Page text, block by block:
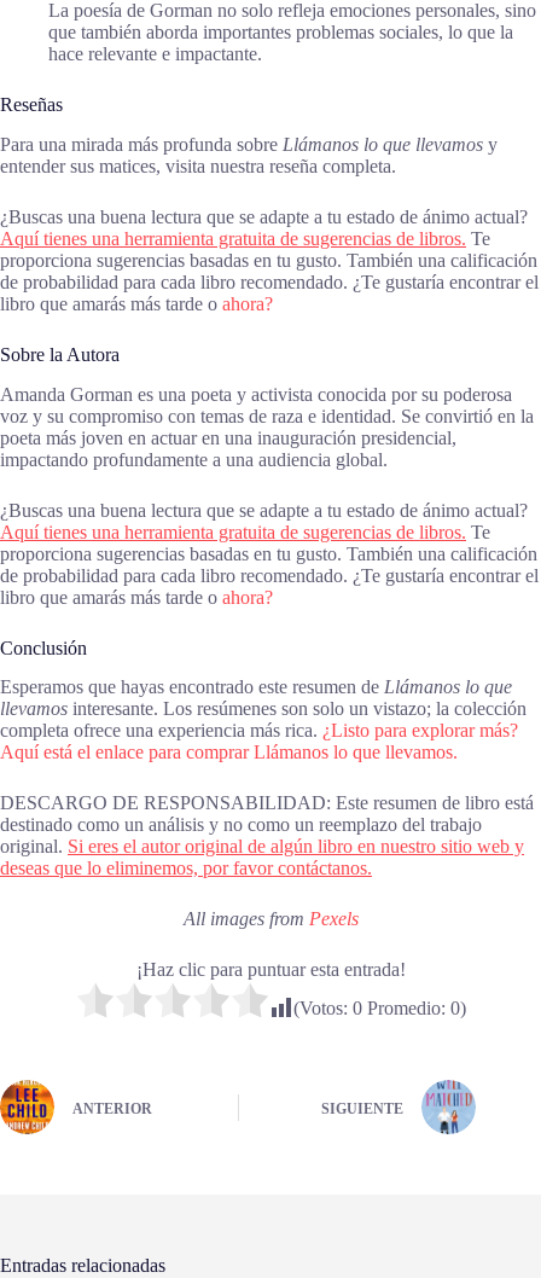
La poesía de Gorman no solo refleja emociones personales, sino
que también aborda importantes problemas sociales, lo que la
hace relevante e impactante.
Reseñas
Para una mirada más profunda sobre Llámanos lo que llevamos y
entender sus matices, visita nuestra reseña completa.
¿Buscas una buena lectura que se adapte a tu estado de ánimo actual?
Aquí tienes una herramienta gratuita de sugerencias de libros. Te
proporciona sugerencias basadas en tu gusto. También una calificación
de probabilidad para cada libro recomendado. ¿Te gustaría encontrar el
libro que amarás más tarde o ahora?
Sobre la Autora
Amanda Gorman es una poeta y activista conocida por su poderosa
voz y su compromiso con temas de raza e identidad. Se convirtió en la
poeta más joven en actuar en una inauguración presidencial,
impactando profundamente a una audiencia global.
¿Buscas una buena lectura que se adapte a tu estado de ánimo actual?
Aquí tienes una herramienta gratuita de sugerencias de libros. Te
proporciona sugerencias basadas en tu gusto. También una calificación
de probabilidad para cada libro recomendado. ¿Te gustaría encontrar el
libro que amarás más tarde o ahora?
Conclusión
Esperamos que hayas encontrado este resumen de Llámanos lo que
llevamos interesante. Los resúmenes son solo un vistazo; la colección
completa ofrece una experiencia más rica. ¿Listo para explorar más?
Aquí está el enlace para comprar Llámanos lo que llevamos.
DESCARGO DE RESPONSABILIDAD: Este resumen de libro está
destinado como un análisis y no como un reemplazo del trabajo
original. Si eres el autor original de algún libro en nuestro sitio web y
deseas que lo eliminemos, por favor contáctanos.
All images from Pexels
¡Haz clic para puntuar esta entrada!
(Votos: 0Promedio: 0)
ANTERIOR SIGUIENTE
Entradas relacionadas